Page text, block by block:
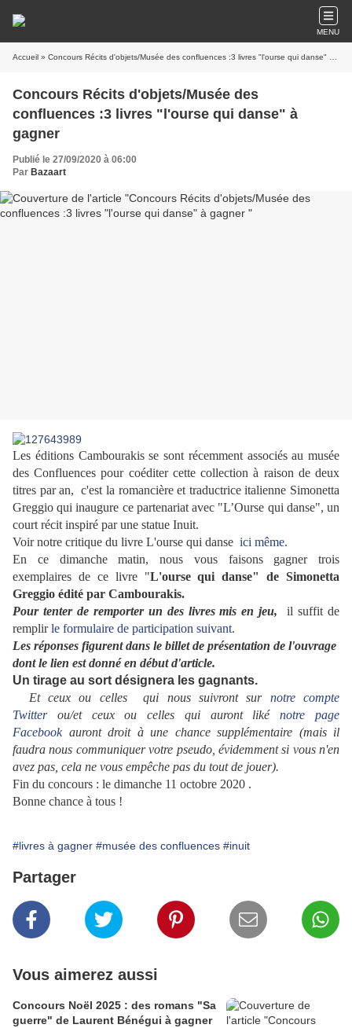
MENU
Accueil » Concours Récits d'objets/Musée des confluences :3 livres "l'ourse qui danse" à gagner
Concours Récits d'objets/Musée des
confluences :3 livres "l'ourse qui danse" à
gagner
Publié le 27/09/2020 à 06:00
Par Bazaart
Les éditions Cambourakis se sont récemment associésau musée
des Confluences pour coéditer cette collection à raison dedeux
titres par an, c'est la romancière et traductrice italienne Simonetta
Greggio qui inaugure ce partenariat avec "L’Ourse qui danse", un
court récit inspiré par une statue Inuit.
Voir notre critique du livre L'ourse qui danse ici même.
En ce dimanche matin, nous vous faisons gagner trois
exemplaires de ce livre "L'ourse qui danse" de Simonetta
Greggio édité par Cambourakis.
Pour tenter de remporter un des livres mis en jeu,
il suffit de
remplirle formulaire de participation suivant.
Les réponses figurent dans le billet de présentation de l'ouvrage
dont le lien est donné en début d'article.
Un tirage au sort désignera les gagnants.
Et ceux ou celles qui nous suivront sur notre compte
Twitterou/et ceux ou celles qui auront likénotre page
Facebookauront droit à une chance supplémentaire (mais il
faudra nous communiquer votre pseudo, évidemment si vous n'en
avez pas, cela ne vous empêche pas du tout de jouer).
Fin du concours : le dimanche 11 octobre 2020 .
Bonne chance à tous !
#livres à gagner #musée des confluences #inuit
Partager
Vous aimerez aussi
Concours Noël 2025 : des romans "Sa
guerre" de Laurent Bénégui à gagner